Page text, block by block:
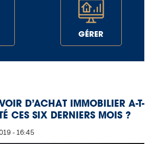
GÉRER
D’ACHAT IMMOBILIER A-T-
CES SIX DERNIERS MOIS ?
- 16:45